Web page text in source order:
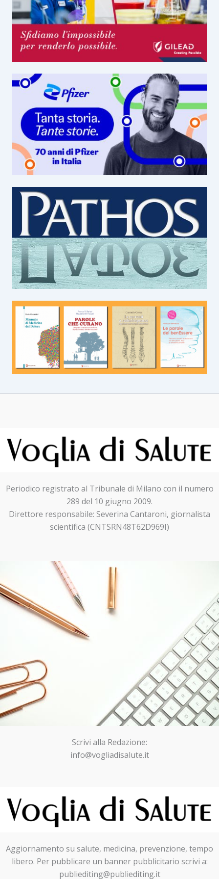
Periodico registrato al Tribunale di Milano con il numero
289 del 10 giugno 2009.
Direttore responsabile: Severina Cantaroni, giornalista
scientifica (CNTSRN48T62D969I)
Scrivi alla Redazione:
info@vogliadisalute.it
Aggiornamento su salute, medicina, prevenzione, tempo
libero. Per pubblicare un banner pubblicitario scrivi a:
publiediting@publiediting.it